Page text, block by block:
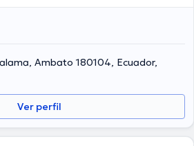
Ambato 180104, Ecuador,
Ver perfil